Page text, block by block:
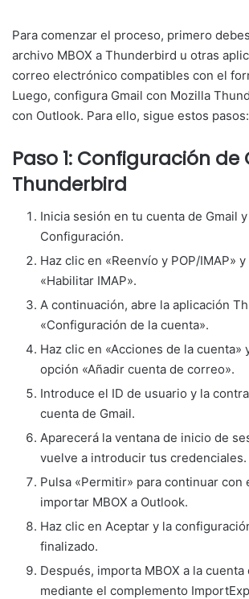
Para comenzar el proceso, primero
archivo MBOX a Thunderbird u otras
correo electrónico compatibles con el
Luego, configura Gmail con Mozilla
con Outlook. Para ello, sigue estos pasos:
Paso 1: Configuración de
Thunderbird
Inicia sesión en tu cuenta de Gmail
Configuración.
Haz clic en «Reenvío y POP/IMAP»
«Habilitar IMAP».
A continuación, abre la aplicación
«Configuración de la cuenta».
Haz clic en «Acciones de la cuenta»
opción «Añadir cuenta de correo».
Introduce el ID de usuario y la
cuenta de Gmail.
Aparecerá la ventana de inicio de
vuelve a introducir tus credenciales.
Pulsa «Permitir» para continuar con
importar MBOX a Outlook.
Haz clic en Aceptar y la
finalizado.
Después, importa MBOX a la
mediante el complemento